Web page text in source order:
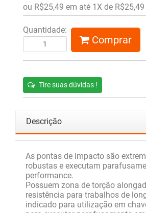
ou R$25,49 em até 1X de
Quantidade:
Comprar
Tire suas dúvidas !
Descrição
As pontas de impacto são
robustas e executam
performance.
Possuem zona de torção
resistência para trabalhos de
indicado para utilização em